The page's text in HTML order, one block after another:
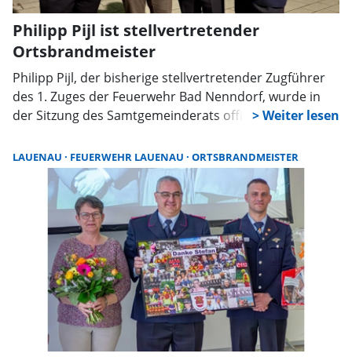
Philipp Pijl ist stellvertretender
Ortsbrandmeister
Philipp Pijl, der bisherige stellvertretender Zugführer
des 1. Zuges der Feuerwehr Bad Nenndorf, wurde in
der Sitzung des Samtgemeinderats offiziell zum
Bad Nenndorf ernannt. Die entsprechende
Vorschlagswahl fand zuvor im Rahmen einer
Mitgliederversammlung der Bad Nenndorfer
Feuerwehr statt.
LAUENAU FEUERWEHR LAUENAU ORTSBRANDMEISTER